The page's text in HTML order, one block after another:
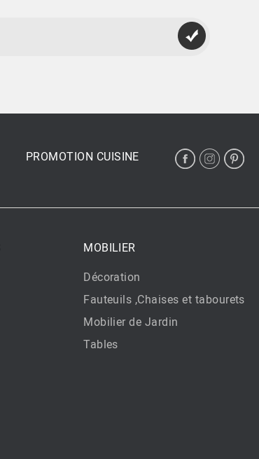
PROMOTION CUISINE
MOBILIER
Décoration
Fauteuils ,Chaises et tabourets
Mobilier de Jardin
Tables